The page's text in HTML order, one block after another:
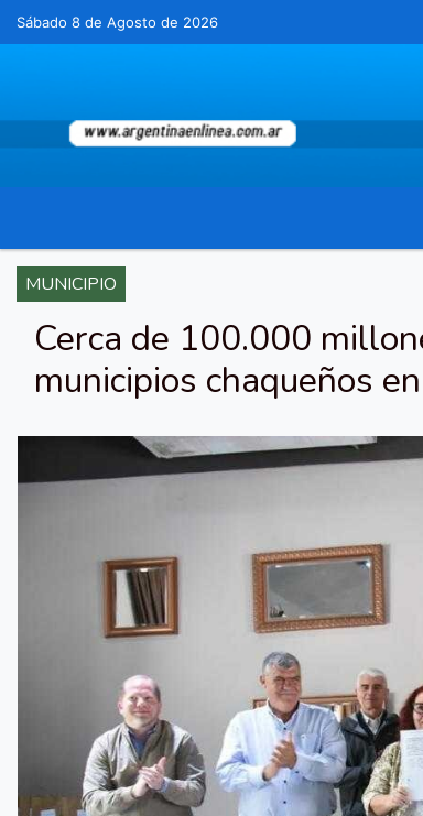
Sábado 8 de Agosto de 2026Hoy es Sábado 8 de Agosto de
MUNICIPIO
Cerca de 100.000
municipios chaqueños